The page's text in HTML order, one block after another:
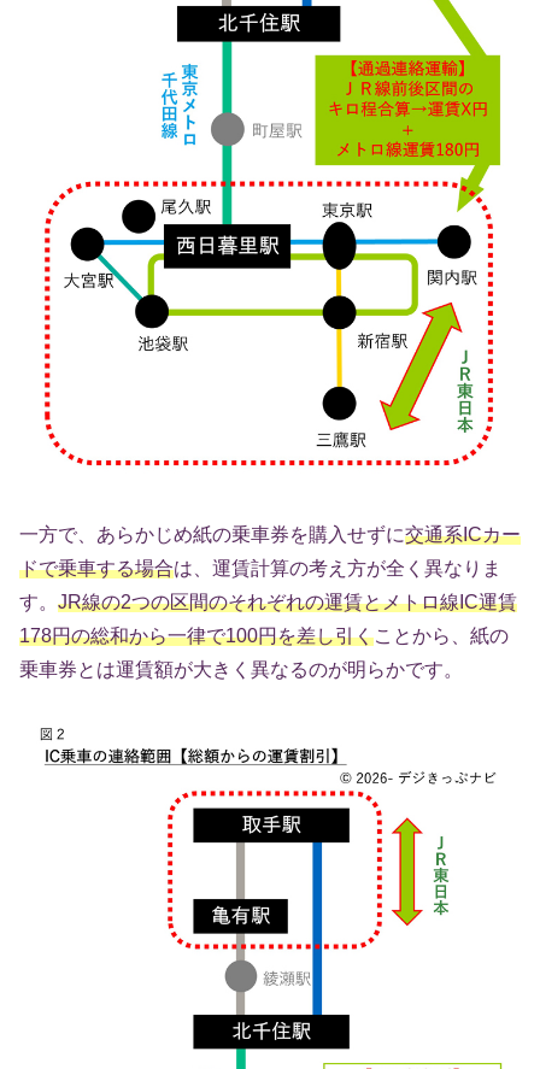
一方で、あらかじめ紙の乗車券を購入せずに交通系ICカー
ドで乗車する場合は、運賃計算の考え方が全く異なりま
す。 JR線の2つの区間のそれぞれの運賃とメトロ線IC運賃
178円の総和から一律で100円を差し引くことから、紙の
乗車券とは運賃額が大きく異なるのが明らかです。